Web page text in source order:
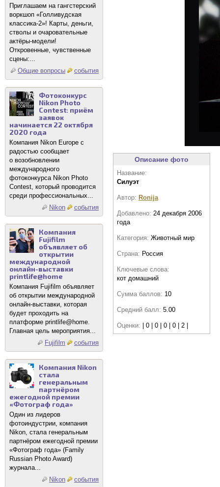
Приглашаем на гангстерский
воркшоп «Голливудская
классика-2»! Карты, деньги,
стволы и очаровательные
актёры-модели!
Откровенные, чувственные
сцены:...
Общие вопросы
события
Фотоконкурс
Nikon Photo
Contest: приём
заявок
начинается 22 октября
2020 года
Компания Nikon Europe с
радостью сообщает
о возобновлении
международного
фотоконкурса Nikon Photo
Contest, который проводится
среди профессиональных...
Nikon
события
Компания
Fujifilm
объявляет об
открытии
международной
онлайн-выставки
printlife@home
Компания Fujifilm объявляет
об открытии международной
онлайн-выставки, которая
будет проходить на
платформе printlife@home.
Главная цель мероприятия...
Fujifilm
события
Компания Nikon
стала
генеральным
партнёром
ежегодной премии
«Фотограф года»
Один из лидеров
фотоиндустрии, компания
Nikon, стала генеральным
партнёром ежегодной премии
«Фотограф года» (Family
Russian Photo Award)
журнала...
Nikon
события
Описание фото
Название:
Силуэт
Автор: Ronija
Добавлено: 24 декабря 2006
года
Категория: Животный мир
Страна: Россия
Ключевые слова:
кот домашний
Сумма баллов: 10
Средний балл: 5.00
Оценки: | 0 | 0 | 0 | 0 | 2 |